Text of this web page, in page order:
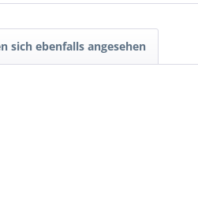
sich ebenfalls angesehen